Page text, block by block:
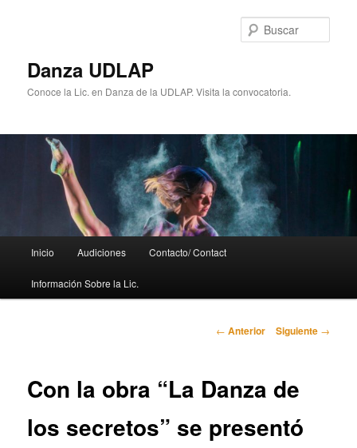
Danza UDLAP
Conoce la Lic. en Danza de la UDLAP. Visita la convocatoria.
Inicio Audiciones Contacto/ Contact
Información Sobre la Lic.
Navegación
← Anterior Siguiente →
Con la obra “La Danza de
los secretos” se presentó